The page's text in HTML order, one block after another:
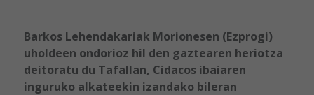
Barkos Lehendakariak Morionesen (Ezprogi)
uholdeen ondorioz hil den gaztearen heriotza
deitoratu du Tafallan, Cidacos ibaiaren
inguruko alkateekin izandako bileran